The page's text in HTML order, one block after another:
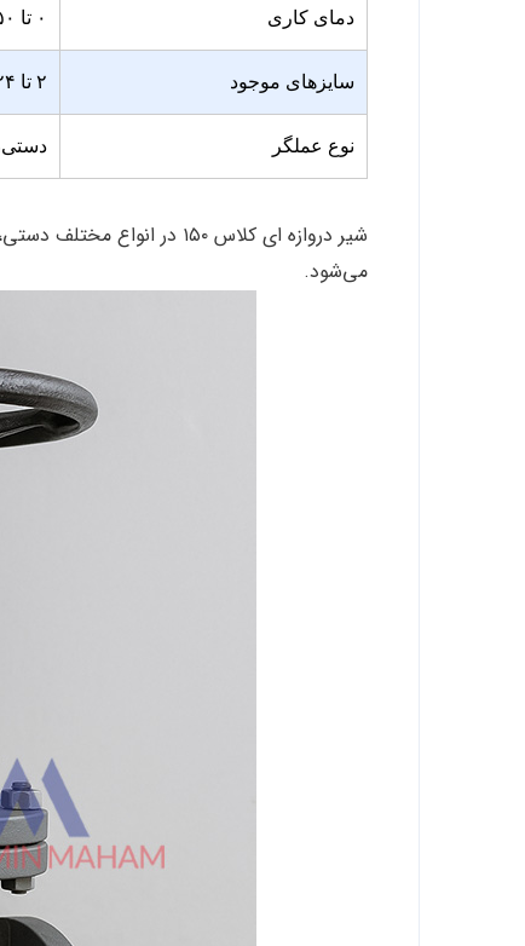
دمای کاری ۰ تا ۲۵۰ درجه سانتی‌گراد
سایزهای موجود ۲ تا ۲۴ اینچ
نوع عملگر
شیر دروازه‌ ای کلاس ۱۵۰
می‌شود.